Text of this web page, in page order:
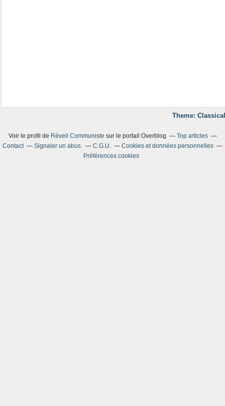
Theme:
Voir le profil de Réveil Communiste sur le portail Overblog
Top articles
Contact
Signaler un abus C.G.U.
Cookies et données personnelles
Préférences cookies